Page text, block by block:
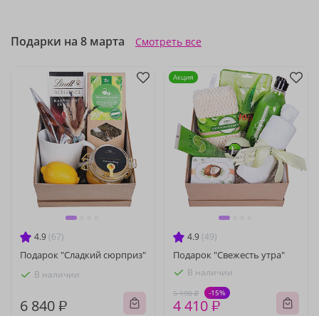
Подарки на 8 марта Смотреть все
4.9 (67)
Подарок "Сладкий сюрприз"
В наличии
6 840 ₽
4.9 (49)
Подарок "Свежесть утра"
В наличии
5 190 ₽ -15%
4 410 ₽
Акция